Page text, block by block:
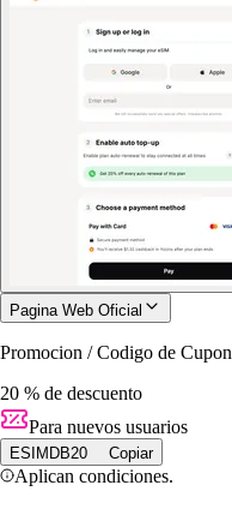
Pagina Web Oficial
Promocion / Codigo de Cupon
20 % de descuento
Para nuevos usuarios
ESIMDB20 Copiar
Aplican condiciones.